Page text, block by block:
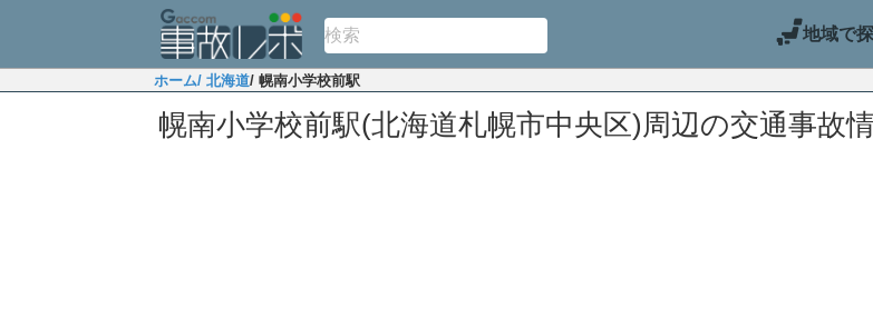
地域で
ホーム/ 北海道/ 幌南小学校前駅
幌南小学校前駅(北海道札幌市中央区)周辺の交通事故